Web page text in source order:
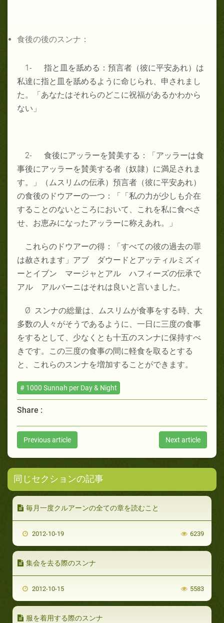
食後の後のスンナ：
1- 指と皿を舐める：預言者（彼に平安あれ）は
私達に指と皿を舐めるように命じられ、申されまし
た。「あなたはそれらのどこに祝福があるかわから
ない」
2- 食後にアッラーを賛美する：「アッラーは食
事後にアッラーを賛美する者（奴隷）に満足されま
す。」（ムスリムの伝承）預言者（彼に平安あれ）
の食後のドウアーの一つ：「「私の力が少しも介在
することのないところにおいて、これを私に食べさ
せ、お恵みになったアッラーに称えあれ。」
これらのドウアーの得：「すべての彼の過去の罪
は赦されます」アブ ダウードとアッティルミズィ
ーとイブン マージャとアル ハフィーズの伝承で
アル アルバーニはそれは良いと言いました。
Ø スンナの総量は、ムスリムが食事をする時、大
多数の人々がそうであるように、一日に三度の食事
をするとして、少なくとも十五のスンナに保持すべ
きです。この三度の食事の間に軽食を取るとする
と、これらのスンナを増加することができます。
# 1000 Sunnah per Day & Night
Share :
Previous article Next article
同じセクションの記事
毎月一度クルアーンの全ての章を読むこと
2012-10-19 6239
集会を去る際のスンナ
2012-10-15 5583
服を着用する際のスンナ